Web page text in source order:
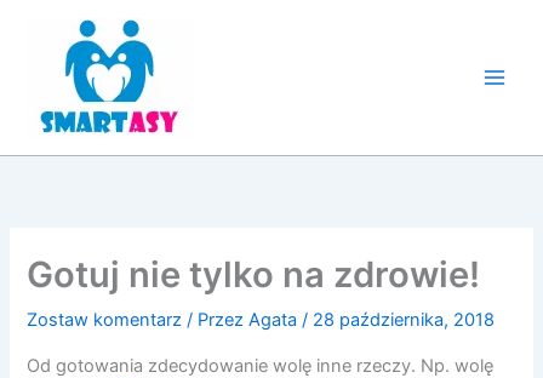
Gotuj nie tylko na zdrowie!
Zostaw komentarz / PrzezAgata/ 28 października, 2018
Od gotowania zdecydowanie wolę inne rzeczy. Np. wolę